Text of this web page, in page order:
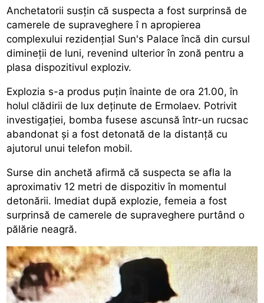
Anchetatorii susțin că suspecta a fost surprinsă de
camerele de supraveghere în apropierea
complexului rezidențial Sun's Palace încă din cursul
dimineții de luni, revenind ulterior în zonă pentru a
plasa dispozitivul exploziv.
Explozia s-a produs puțin înainte de ora 21.00, în
holul clădirii de lux deținute de Ermolaev. Potrivit
investigației, bomba fusese ascunsă într-un rucsac
abandonat și a fost detonată de la distanță cu
ajutorul unui telefon mobil.
Surse din anchetă afirmă că suspecta se afla la
aproximativ 12 metri de dispozitiv în momentul
detonării. Imediat după explozie, femeia a fost
surprinsă de camerele de supraveghere purtând o
pălărie neagră.